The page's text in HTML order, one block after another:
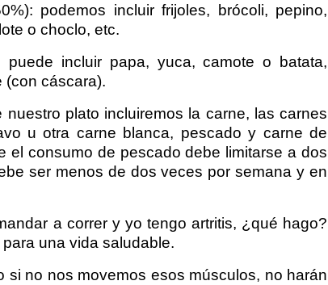
podemos incluir frijoles, brócoli, pepino,
o choclo, etc.
puede incluir papa, yuca, camote o batata,
(con cáscara).
plato incluiremos la carne, las carnes
u otra carne blanca, pescado y carne de
el consumo de pescado debe limitarse a dos
ser menos de dos veces por semana y en
a correr y yo tengo artritis, ¿qué hago?
una vida saludable.
si no nos movemos esos músculos, no harán